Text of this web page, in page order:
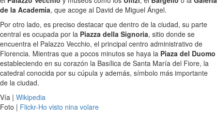
de la Academia, que acoge al David de Miguel Ángel.
Por otro lado, es preciso destacar que dentro de la ciudad, su parte
central es ocupada por la Piazza della Signoria, sitio donde se
encuentra el Palazzo Vecchio, el principal centro administrativo de
Florencia. Mientras que a pocos minutos se haya la Piaza del Duomo
estableciendo en su corazón la Basílica de Santa María del Fiore, la
catedral conocida por su cúpula y además, símbolo más importante
de la ciudad.
Vía | Wikipedia
Foto | Flickr-Ho visto nina volare